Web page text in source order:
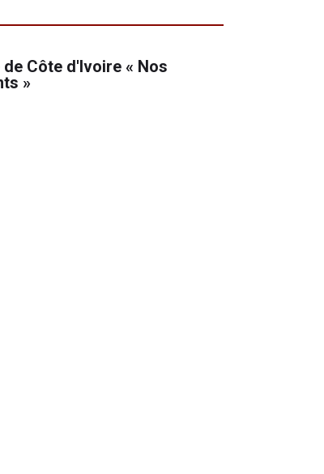
Côte d'Ivoire « Nos
»